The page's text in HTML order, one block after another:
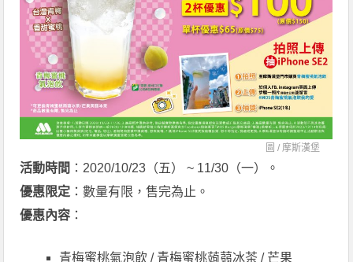
圖 /摩斯漢堡
活動時間 ：2020/10/23（五） ~ 11/30（一）。
優惠限定 ：數量有限，售完為止。
優惠內容 ：
青梅蜜桃氣泡飲 / 青梅蜜桃蒟蒻冰茶 / 芒果